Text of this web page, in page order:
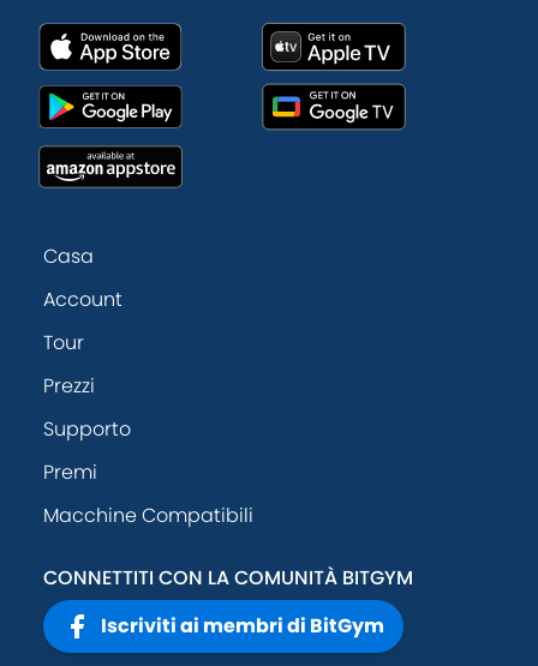
Casa
Account
Tour
Prezzi
Supporto
Premi
Macchine Compatibili
CONNETTITI CON LA COMUNITÀ BITGYM
Iscriviti ai membri di BitGym